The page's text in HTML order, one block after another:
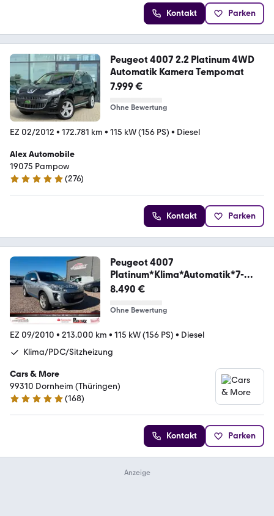
Kontakt Parken
Peugeot 4007 2.2 Platinum 4WD
Automatik Kamera Tempomat
7.999 €
Ohne Bewertung
EZ 02/2012 • 172.781 km • 115 kW (156 PS) • Diesel
Alex Automobile
19075 Pampow
5 Sterne
(276)
Kontakt Parken
Peugeot 4007
Platinum*Klima*Automatik*7-
Sitzer*Leder*All
8.490 €
Ohne Bewertung
EZ 09/2010 • 213.000 km • 115 kW (156 PS) • Diesel
Klima/PDC/Sitzheizung
Cars & More
99310 Dornheim (Thüringen)
4.9 Sterne
(168)
Kontakt Parken